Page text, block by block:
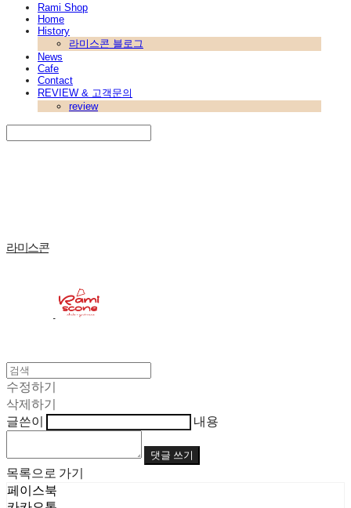
Rami Shop
Home
History
라미스콘 블로그
News
Cafe
Contact
REVIEW & 고객문의
review
라미스콘
수정하기
삭제하기
글쓴이
내용
댓글 쓰기
목록으로 가기
페이스북